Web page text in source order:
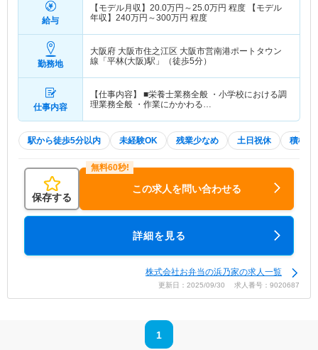
給与
【モデル月収】 20.0万円～25.0万円 程度 【モデル
年収】 240万円～300万円 程度
勤務地
大阪府 大阪市住之江区 大阪市営南港ポートタウン
線「平林(大阪)駅」（徒歩5分）
仕事内容
【仕事内容】 ■栄養士業務全般 ・小学校における調
理業務全般 ・作業にかかわる…
駅から徒歩5分以内 未経験OK 残業少なめ 土日祝休 積極採
保存する
この求人を問い合わせる
詳細を見る
株式会社お弁当の浜乃家の求人一覧
更新日：2025/09/30 求人番号：9020687
1